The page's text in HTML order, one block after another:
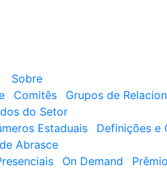
Sobre
Comitês Grupos de
do Setor
Estaduais Definições e
Abrasce
On Demand